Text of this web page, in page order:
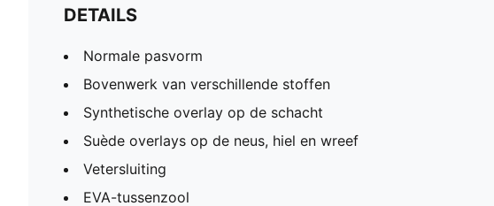
DETAILS
Normale pasvorm
Bovenwerk van verschillende stoffen
Synthetische overlay op de schacht
Suède overlays op de neus, hiel en wreef
Vetersluiting
EVA-tussenzool